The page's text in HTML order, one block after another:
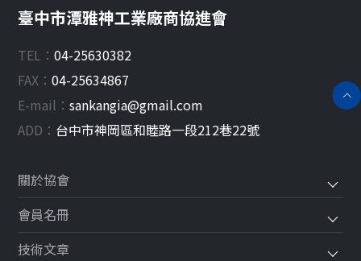
臺中市潭雅神工業廠商協進會
TEL：04-25630382
FAX：04-25634867
E-mail：sankangia@gmail.com
ADD： 台中市神岡區和睦路一段212巷22號
關於協會
會員名冊
技術文章